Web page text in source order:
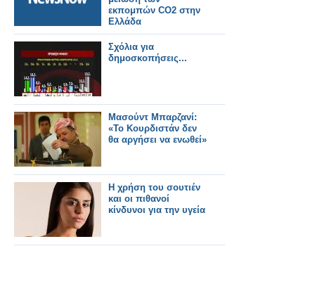
εκπομπών CO2 στην
Ελλάδα
Σχόλια για
δημοσκοπήσεις‏...
Μασούντ Μπαρζανί:
«Το Κουρδιστάν δεν
θα αργήσει να ενωθεί»
Η χρήση του σουτιέν
και οι πιθανοί
κίνδυνοι για την υγεία